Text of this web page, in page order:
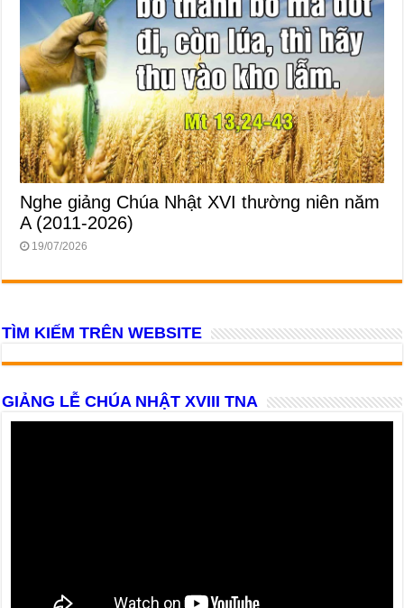
Nghe giảng Chúa Nhật XVI thường niên năm
A (2011-2026)
19/07/2026
TÌM KIẾM TRÊN WEBSITE
GIẢNG LỄ CHÚA NHẬT XVIII TNA